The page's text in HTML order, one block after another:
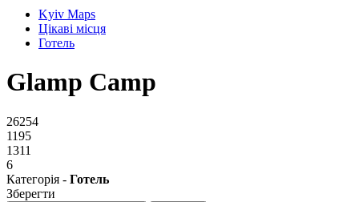
Kyiv Maps
Цікаві місця
Готель
Glamp Camp
26254
1195
1311
6
Категорія - Готель
Зберегти